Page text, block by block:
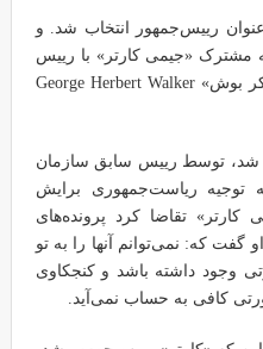
کاتر» در نوامبر ۱۹۷۶ به عنوان رییس‌جمهور انتخاب شد. و
مشترک «جیمی کارتر» با رییس
سازمان «سیا»، «جورج هربرت واکر بوش» George Herbert Walker
شد، توسط رییس سابق سازمان
توجیه ریاست‌جمهوری برایش
تقاضا کرد پرونده‌های
گفت که: نمی‌توانم آنها را به تو
وجود داشته باشد و کنجکاوی
کافی به حساب نمی‌آید.